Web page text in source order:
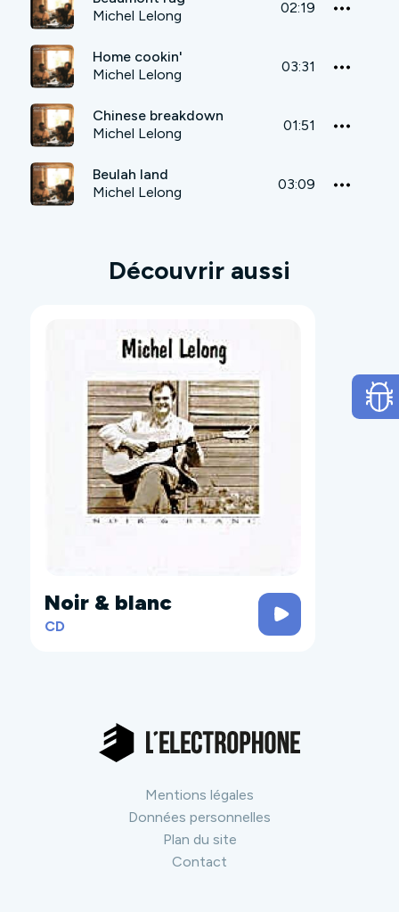
Michel Lelong
02:19
Home cookin'
Michel Lelong
03:31
Chinese breakdown
Michel Lelong
01:51
Beulah land
Michel Lelong
03:09
Découvrir aussi
Noir & blanc
CD
Mentions légales
Données personnelles
Plan du site
Contact